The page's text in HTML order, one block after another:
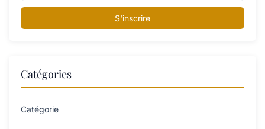
S'inscrire
Catégories
Catégorie